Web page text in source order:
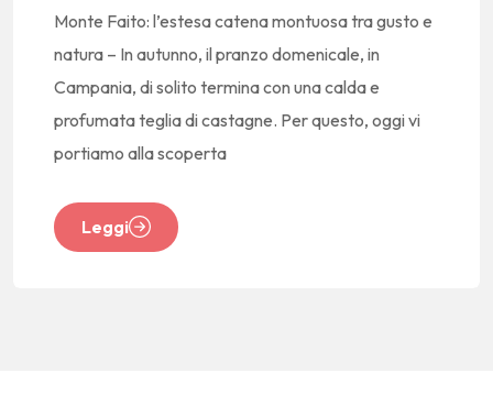
Monte Faito: l’estesa catena montuosa tra gusto e
natura – In autunno, il pranzo domenicale, in
Campania, di solito termina con una calda e
profumata teglia di castagne. Per questo, oggi vi
portiamo alla scoperta
Leggi